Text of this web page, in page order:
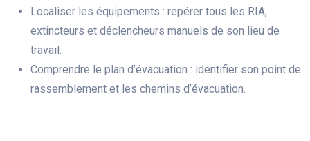
Localiser les équipements : repérer tous les RIA,
extincteurs et déclencheurs manuels de son lieu de
travail.
Comprendre le plan d’évacuation : identifier son point de
rassemblement et les chemins d’évacuation.